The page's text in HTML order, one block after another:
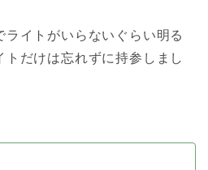
ライトがいらないぐらい明る
だけは忘れずに持参しまし